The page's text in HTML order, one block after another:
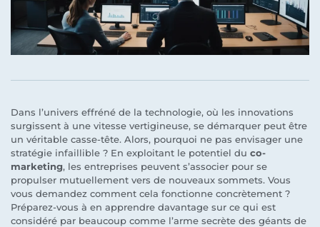
Dans l’univers effréné de la technologie, où les innovations
surgissent à une vitesse vertigineuse, se démarquer peut être
un véritable casse-tête. Alors, pourquoi ne pas envisager une
stratégie infaillible ? En exploitant le potentiel du co-
marketing, les entreprises peuvent s’associer pour se
propulser mutuellement vers de nouveaux sommets. Vous
vous demandez comment cela fonctionne concrètement ?
Préparez-vous à en apprendre davantage sur ce qui est
considéré par beaucoup comme l’arme secrète des géants de